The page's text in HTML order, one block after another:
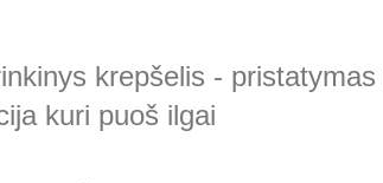
krepšelis -
kuri puoš ilgai